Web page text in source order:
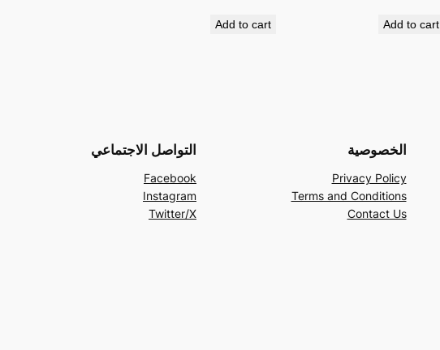
Add to cart
Add to cart
الخصوصية
Privacy Policy
Terms and Conditions
Contact Us
التواصل الاجتماعي
Facebook
Instagram
Twitter/X